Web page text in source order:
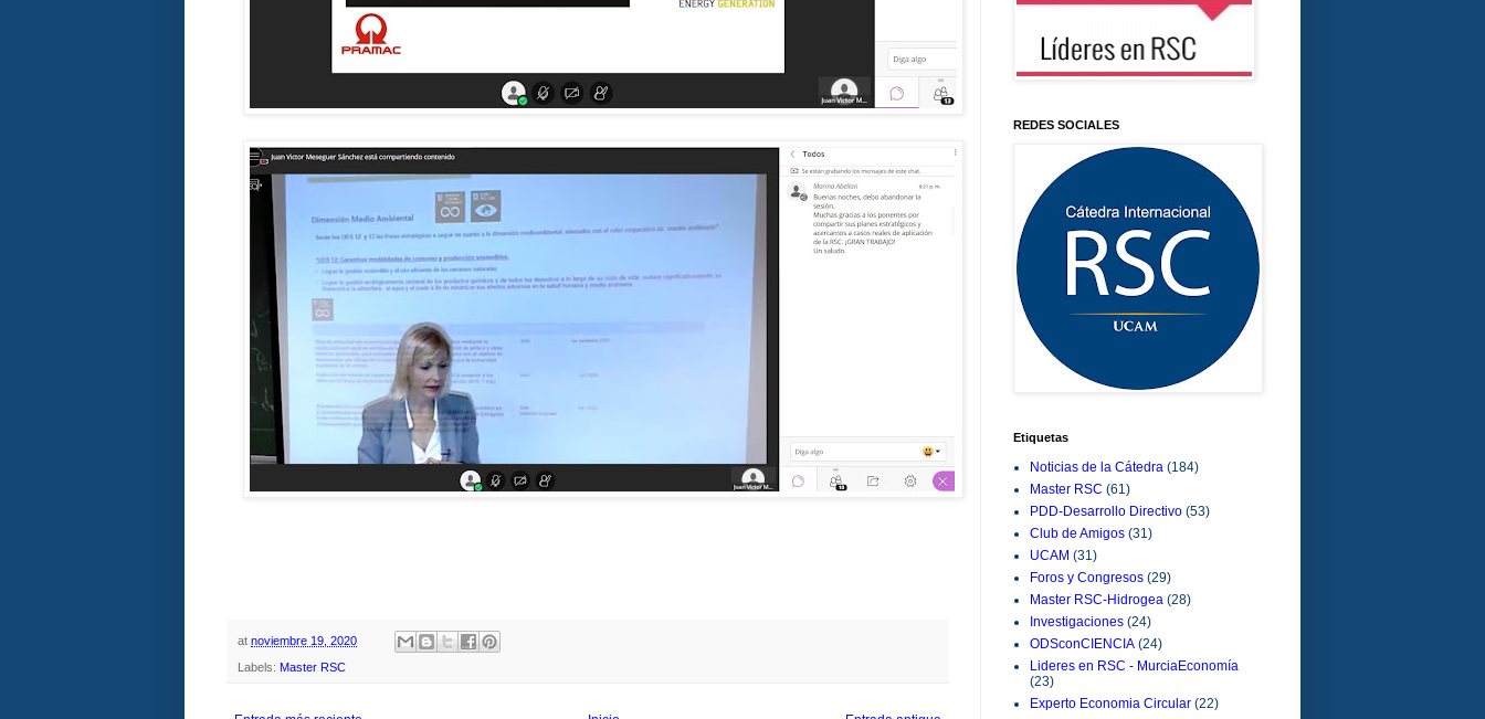
at noviembre 19, 2020
Labels: Master RSC
REDES SOCIALES
Etiquetas
Noticias de la Cátedra (184)
Master RSC (61)
PDD-Desarrollo Directivo (53)
Club de Amigos (31)
UCAM (31)
Foros y Congresos (29)
Master RSC-Hidrogea (28)
Investigaciones (24)
ODSconCIENCIA (24)
Lideres en RSC - MurciaEconomía
(23)
Experto Economia Circular (22)